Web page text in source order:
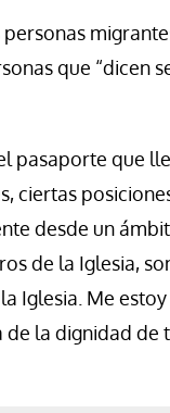
que “dicen
pasaporte que
ciertas
desde un
de la Iglesia,
Iglesia. Me
la dignidad de